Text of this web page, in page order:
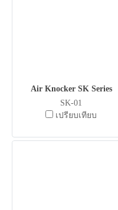
Air Knocker SK Series
SK-01
เปรียบเทียบ